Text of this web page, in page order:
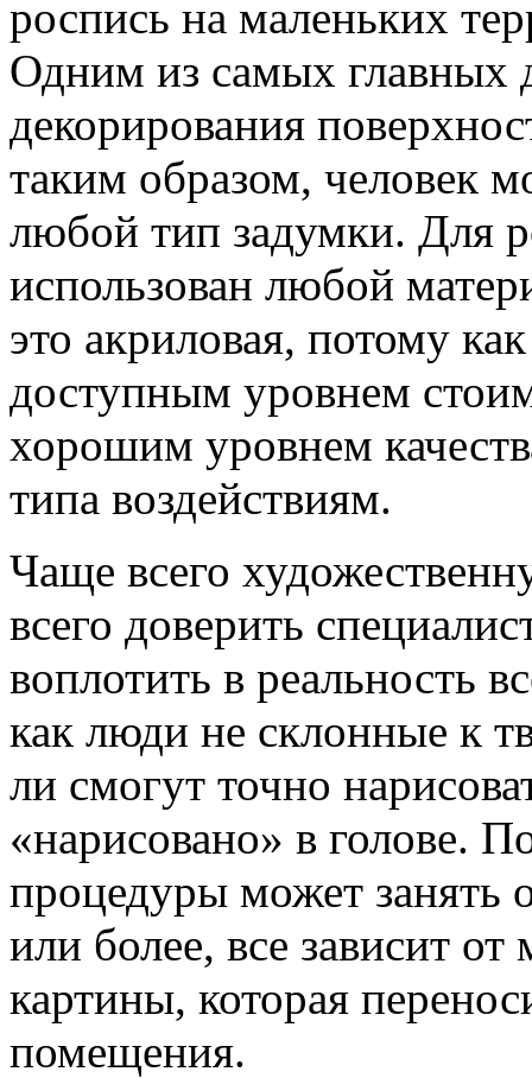
роспись на маленьких
Одним из самых главных
декорирования
таким образом, человек
любой тип задумки. Для
использован любой
это акриловая, потому
доступным уровнем
хорошим уровнем
типа воздействиям.
Чаще всего
всего доверить
воплотить в реальность
как люди не склонные к
ли смогут точно
«нарисовано» в голове.
процедуры может занять
или более, все зависит
картины, которая
помещения.